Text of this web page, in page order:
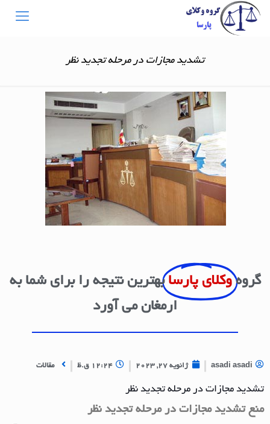
تشدید مجازات در مرحله تجدید نظر
گروه وکلای پارسا بهترین نتیجه را برای شما به
ارمغان می آورد
asadi asadi ژانویه 27, 2023 12:24 ق.ظ مقالات
تشدید مجازات در مرحله تجدید نظر
منع تشدید مجازات در مرحله تجدید نظر